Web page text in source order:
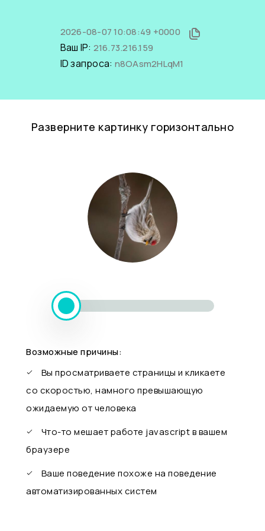
2026-08-07 10:08:49 +0000
Ваш IP: 216.73.216.159
ID запроса: n8OAsm2HLqM1
Разверните картинку горизонтально
Возможные причины:
Вы просматриваете страницы и кликаете
со скоростью, намного превышающую
ожидаемую от человека
Что-то мешает работе javascript в вашем
браузере
Ваше поведение похоже на поведение
автоматизированных систем